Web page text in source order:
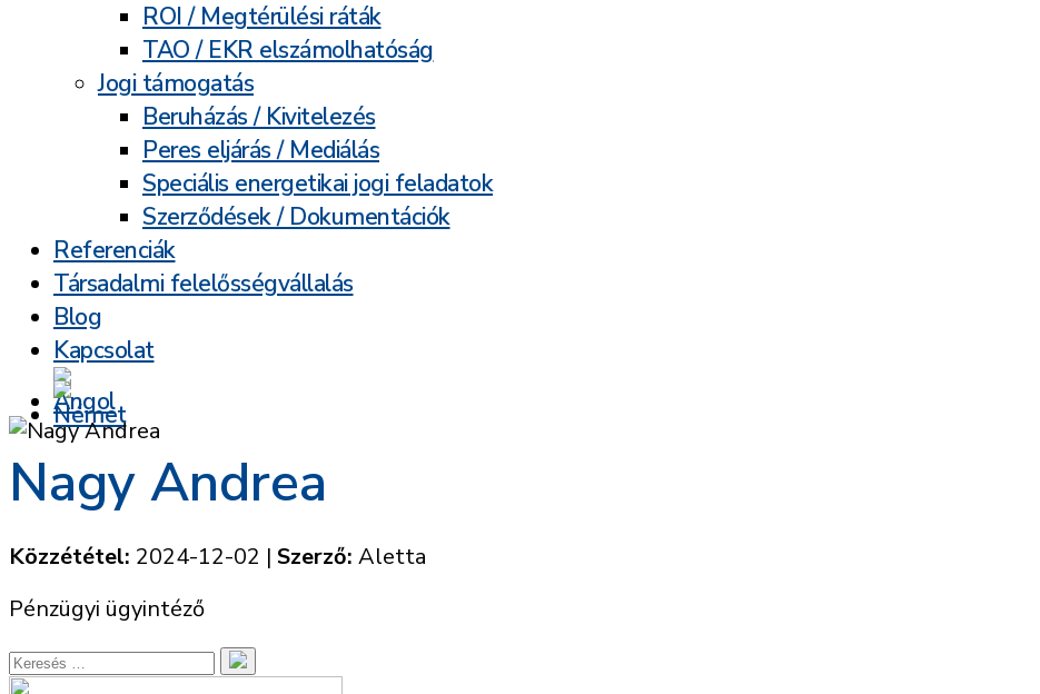
ROI / Megtérülési ráták
TAO / EKR elszámolhatóság
Jogi támogatás
Beruházás / Kivitelezés
Peres eljárás / Mediálás
Speciális energetikai jogi feladatok
Szerződések / Dokumentációk
Referenciák
Társadalmi felelősségvállalás
Blog
Kapcsolat
Nagy Andrea
Közzététel: 2024-12-02 | Szerző: Aletta
Pénzügyi ügyintéző